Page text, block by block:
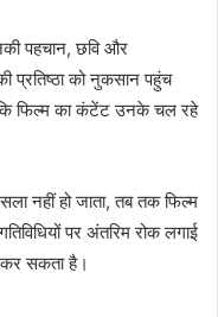
पहचान, छवि और
प्रतिष्ठा को नुकसान पहुंच
फिल्म का कंटेंट उनके चल रहे
नहीं हो जाता, तब तक फिल्म
पर अंतरिम रोक लगाई
कर सकता है।